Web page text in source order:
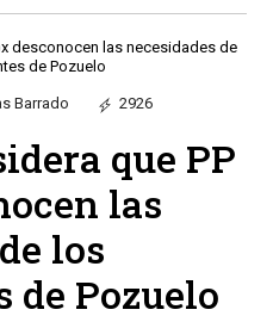
Barrado
2926
que PP
las
los
de Pozuelo